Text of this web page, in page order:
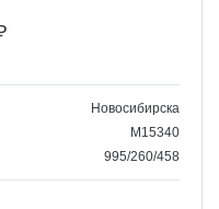
Новосибирска
M15340
995/260/458